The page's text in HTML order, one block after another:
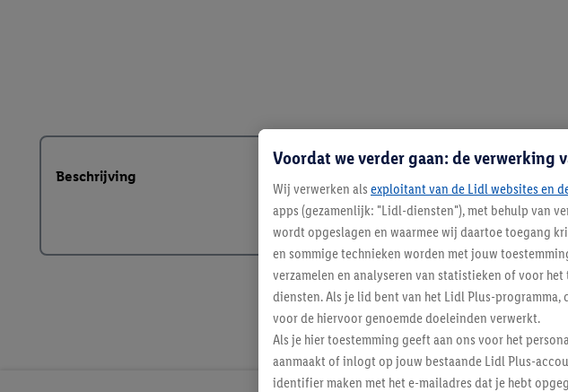
Beschrijving
Voordat we verder gaan: de verwerking
Wij verwerken als exploitant van de Lidl websites en
apps (gezamenlijk: "Lidl-diensten"), met behulp van
wordt opgeslagen en waarmee wij daartoe toegang
en sommige technieken worden met jouw
verzamelen en analyseren van statistieken of voor
diensten. Als je lid bent van het Lidl Plus-
voor de hiervoor genoemde doeleinden verwerkt.
Als je hier toestemming geeft aan ons voor het
aanmaakt of inlogt op jouw bestaande Lidl Plus-
identifier maken met het e-mailadres dat je hebt